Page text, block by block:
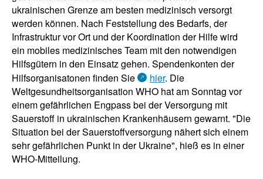
ukrainischen Grenze am besten medizinisch versorgt
werden können. Nach Feststellung des Bedarfs, der
Infrastruktur vor Ort und der Koordination der Hilfe wird
ein mobiles medizinisches Team mit den notwendigen
Hilfsgütern in den Einsatz gehen. Spendenkonten der
Hilfsorganisatonen finden Sie
hier. Die
Weltgesundheitsorganisation WHO hat am Sonntag vor
einem gefährlichen Engpass bei der Versorgung mit
Sauerstoff in ukrainischen Krankenhäusern gewarnt. "Die
Situation bei der Sauerstoffversorgung nähert sich einem
sehr gefährlichen Punkt in der Ukraine", hieß es in einer
WHO-Mitteilung.